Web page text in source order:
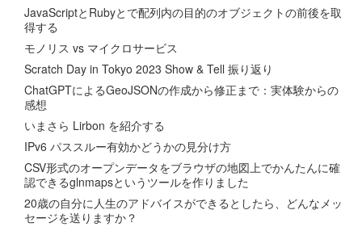
JavaScriptとRubyとで配列内の目的のオブジェクトの前後を取
得する
モノリス vs マイクロサービス
Scratch Day in Tokyo 2023 Show & Tell 振り返り
ChatGPTによるGeoJSONの作成から修正まで：実体験からの
感想
いまさら Lirbon を紹介する
IPv6 パススルー有効かどうかの見分け方
CSV形式のオープンデータをブラウザの地図上でかんたんに確
認できるglnmapsというツールを作りました
20歳の自分に人生のアドバイスができるとしたら、どんなメッ
セージを送りますか？